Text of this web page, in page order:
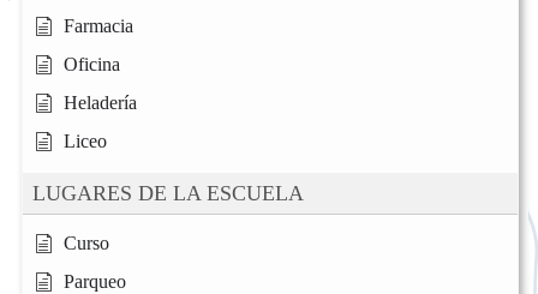
Farmacia
Oficina
Heladería
Liceo
LUGARES DE LA ESCUELA
Curso
Parqueo